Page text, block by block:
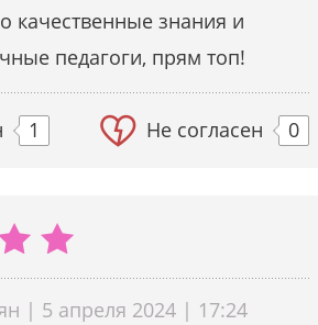
качественные знания и
педагоги, прям топ!
1 Не согласен 0
| 5 апреля 2024 | 17:24